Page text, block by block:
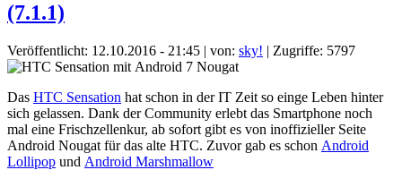
(7.1.1)
Veröffentlicht: 12.10.2016 - 21:45 | von: sky! | Zugriffe: 5797
Das HTC Sensation hat schon in der IT Zeit so einge Leben hinter
sich gelassen. Dank der Community erlebt das Smartphone noch
mal eine Frischzellenkur, ab sofort gibt es von inoffizieller Seite
Android Nougat für das alte HTC. Zuvor gab es schon Android
Lollipop und Android Marshmallow